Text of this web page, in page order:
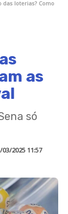
das loterias? Como
as
só
03/2025 11:57